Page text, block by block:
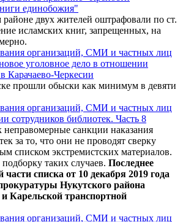
единобожия"
двух жителей оштрафовали по ст.
исламских книг, запрещенных, на
организаций, СМИ и частных лиц
уголовное дело в отношении
Карачаево-Черкесии
прошли обыски как минимум в девяти
организаций, СМИ и частных лиц
сотрудников библиотек. Часть 8
санкции наказания
за то, что они не проводят сверку
списком экстремистских материалов.
таких случаев. Последнее
части списка от 10 декабря 2019 года
Нукутского района
Карельской транспортной
организаций, СМИ и частных лиц